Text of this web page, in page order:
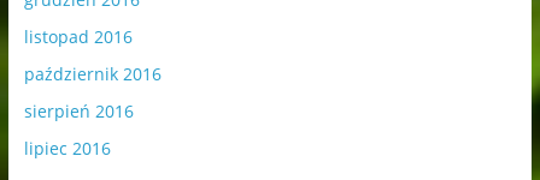
listopad 2016
październik 2016
sierpień 2016
lipiec 2016